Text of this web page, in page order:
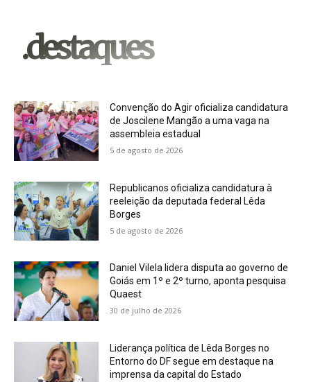
.destaques
Convenção do Agir oficializa candidatura
de Joscilene Mangão a uma vaga na
assembleia estadual
5 de agosto de 2026
Republicanos oficializa candidatura à
reeleição da deputada federal Lêda
Borges
5 de agosto de 2026
Daniel Vilela lidera disputa ao governo de
Goiás em 1º e 2º turno, aponta pesquisa
Quaest
30 de julho de 2026
Liderança política de Lêda Borges no
Entorno do DF segue em destaque na
imprensa da capital do Estado